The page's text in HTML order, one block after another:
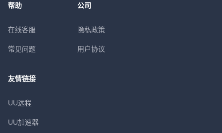
帮助
在线客服
常见问题
公司
隐私政策
用户协议
友情链接
UU远程
UU加速器